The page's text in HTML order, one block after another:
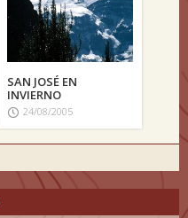
SAN JOSÉ EN
INVIERNO
24/08/2005